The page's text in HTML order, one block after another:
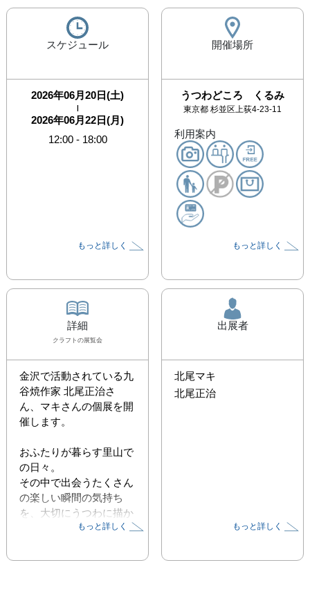
スケジュール
2026年06月20日(土)
|
2026年06月22日(月)
12:00- 18:00
もっと詳しく
開催場所
うつわどころ くるみ
東京都 杉並区上荻4-23-11
利用案内
もっと詳しく
詳細
クラフト の展覧会
金沢で活動されている九
谷焼作家 北尾正治さ
ん、マキさんの個展を開
催します。
おふたりが暮らす里山で
の日々。
その中で出会うたくさん
の楽しい瞬間の気持ち
を、大切にうつわに描か
れています。
そして今、マキさんが心
もっと詳しく
出展者
北尾マキ
北尾正治
もっと詳しく